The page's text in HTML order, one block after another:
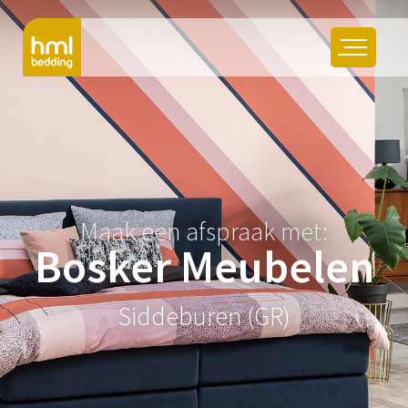
Maak een afspraak met:
Bosker Meubelen
Siddeburen (GR)